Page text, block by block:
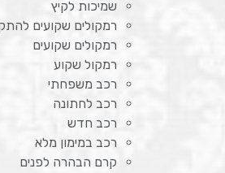
שמיכות לקיץ
רמקולים שקועים
רמקולים שקועים
רמקול שקוע
רכב משפחתי
רכב לחתונה
רכב חדש
רכב במימון מלא
קרם הבהרה לפנים